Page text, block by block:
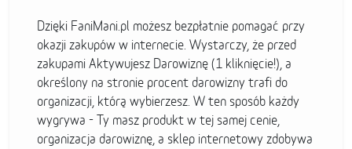
Dzięki FaniMani.pl możesz bezpłatnie pomagać przy
okazji zakupów w internecie. Wystarczy, że przed
zakupami Aktywujesz Darowiznę (1 kliknięcie!), a
określony na stronie procent darowizny trafi do
organizacji, którą wybierzesz. W ten sposób każdy
wygrywa - Ty masz produkt w tej samej cenie,
organizacja darowiznę, a sklep internetowy zdobywa